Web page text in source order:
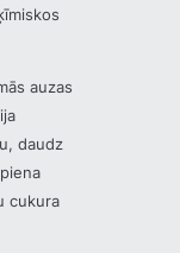
auzas
daudz
cukura